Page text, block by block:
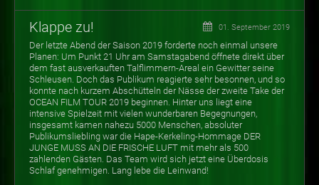
Klappe zu! 01. September 2019
Der letzte Abend der Saison 2019 forderte noch einmal unsere
Planen: Um Punkt 21 Uhr am Samstagabend öffnete direkt über
dem fast ausverkauften Talflimmern-Areal ein Gewitter seine
Schleusen. Doch das Publikum reagierte sehr besonnen, und so
konnte nach kurzem Abschütteln der Nässe der zweite Take der
OCEAN FILM TOUR 2019 beginnen. Hinter uns liegt eine
intensive Spielzeit mit vielen wunderbaren Begegnungen,
insgesamt kamen nahezu 5000 Menschen, absoluter
Publikumsliebling war die Hape-Kerkeling-Hommage DER
JUNGE MUSS AN DIE FRISCHE LUFT mit mehr als 500
zahlenden Gästen. Das Team wird sich jetzt eine Überdosis
Schlaf genehmigen. Lang lebe die Leinwand!